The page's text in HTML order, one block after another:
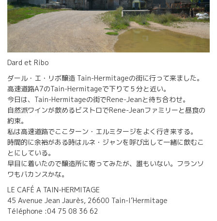
Dard et Ribo
ダール・エ・リボ醸造 Tain-Hermitageの街に行って来ました。
高速道路A7のTain-Hermitageで下りて５分と近い。
今日は、Tain-Hermitageの街でRene-Jeanと待ち合わせ。
自然派ワインが飲めるビストロでRene-Jeanファミリーと昼食の
約束。
私は高速道路でここターン・エルミタージをよく行き来する。
時間的に余裕がある時はルネ・ジャンを呼び出して一緒に飲むこ
とにしている。
早目に着いたので醸造所に寄ってみたが、誰もいない。フランソ
ワもバカンスかな。
LE CAFÉ A TAIN-HERMITAGE
45 Avenue Jean Jaurès, 26600 Tain-l’Hermitage
Téléphone :04 75 08 36 62